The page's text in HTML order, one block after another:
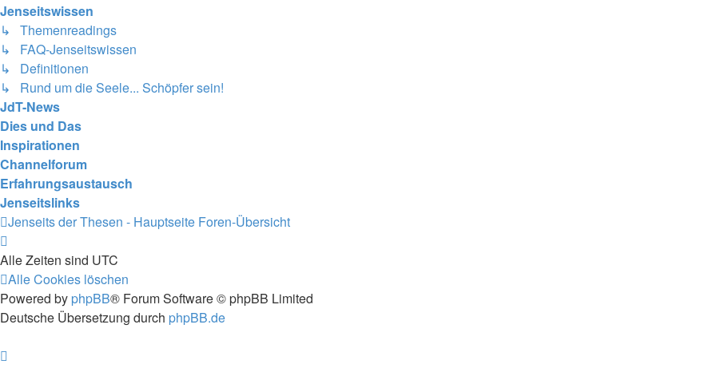
Jenseitswissen
↳ Themenreadings
↳ FAQ-Jenseitswissen
↳ Definitionen
↳ Rund um die Seele... Schöpfer sein!
JdT-News
Dies und Das
Inspirationen
Channelforum
Erfahrungsaustausch
Jenseitslinks
Jenseits der Thesen - Hauptseite Foren-Übersicht
Alle Zeiten sind UTC
Alle Cookies löschen
Powered by phpBB® Forum Software © phpBB Limited
Deutsche Übersetzung durch phpBB.de